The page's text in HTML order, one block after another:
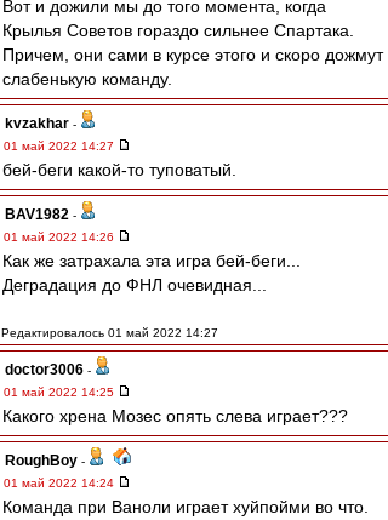
Вот и дожили мы до того момента, когда
Крылья Советов гораздо сильнее Спартака.
Причем, они сами в курсе этого и скоро дожмут
слабенькую команду.
kvzakhar -
01 май 2022 14:27
бей-беги какой-то туповатый.
BAV1982 -
01 май 2022 14:26
Как же затрахала эта игра бей-беги...
Деградация до ФНЛ очевидная...
Редактировалось 01 май 2022 14:27
doctor3006 -
01 май 2022 14:25
Какого хрена Мозес опять слева играет???
RoughBoy -
01 май 2022 14:24
Команда при Ваноли играет хуйпойми во что.